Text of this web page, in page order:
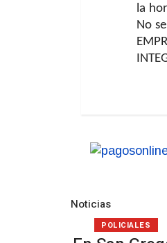
la
No
Noticias
POLICIALES